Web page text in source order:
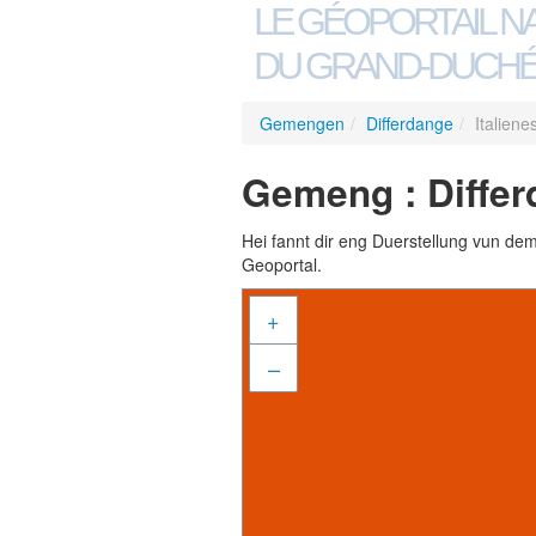
LE GÉOPORTAIL
DU GRAND-
Gemengen / Differdange /
Gemeng :
Hei fannt dir eng Duerstellung vun
Geoportal.
+
–